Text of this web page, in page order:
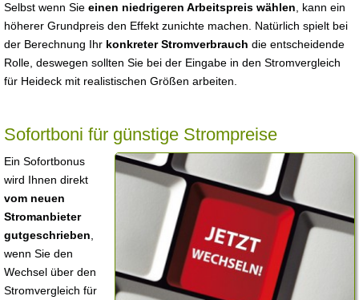
Selbst wenn Sie einen niedrigeren Arbeitspreis wählen , kann ein
höherer Grundpreis den Effekt zunichte machen. Natürlich spielt bei
der Berechnung Ihr konkreter Stromverbrauch die entscheidende
Rolle, deswegen sollten Sie bei der Eingabe in den Stromvergleich
für Heideck mit realistischen Größen arbeiten.
Sofortboni für günstige Strompreise
Ein Sofortbonus
wird Ihnen direkt
vom neuen
Stromanbieter
gutgeschrieben
wenn Sie den
Wechsel über den
Stromvergleich für